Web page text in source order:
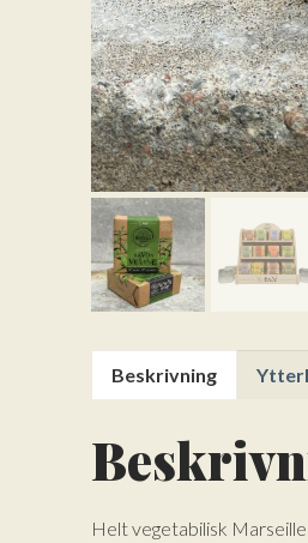
Beskrivning
Helt vegetabilisk